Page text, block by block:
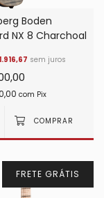
Boden
NX 8 Charchoal
sem juros
com Pix
FRETE GRÁTIS